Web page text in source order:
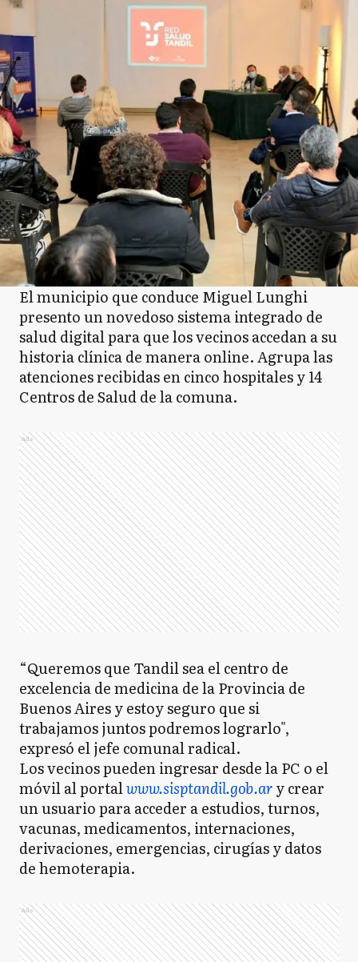
El municipio que conduce Miguel Lunghi
presento un novedoso sistema integrado de
salud digital para que los vecinos accedan a su
historia clínica de manera online. Agrupa las
atenciones recibidas en cinco hospitales y 14
Centros de Salud de la comuna.
Ads
“Queremos que Tandil sea el centro de
excelencia de medicina de la Provincia de
Buenos Aires y estoy seguro que si
trabajamos juntos podremos lograrlo",
expresó el jefe comunal radical.
Los vecinos pueden ingresar desde la PC o el
móvil al portalwww.sisptandil.gob.ary crear
un usuario para acceder a estudios, turnos,
vacunas, medicamentos, internaciones,
derivaciones, emergencias, cirugías y datos
de hemoterapia.
Ads